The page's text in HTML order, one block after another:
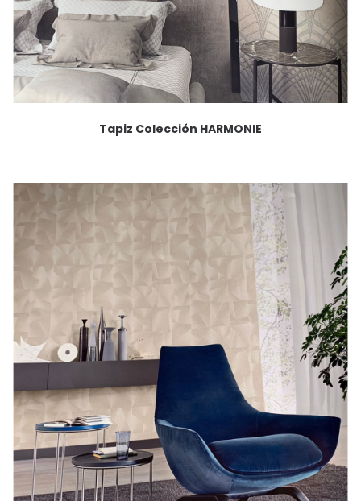
Tapiz Colección HARMONIE